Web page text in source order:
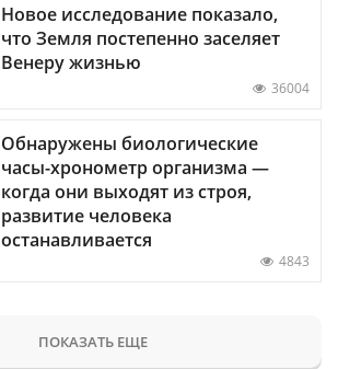
Новое исследование показало,
что Земля постепенно заселяет
Венеру жизнью
36004
Обнаружены биологические
часы-хронометр организма —
когда они выходят из строя,
развитие человека
останавливается
4843
ПОКАЗАТЬ ЕЩЕ